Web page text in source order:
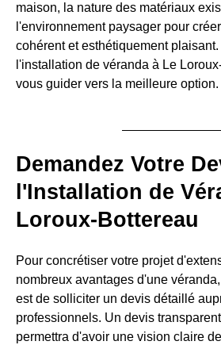
maison, la nature des matériaux
l'environnement paysager pour
cohérent et esthétiquement
l'installation de véranda à Le
vous guider vers la meilleure option.
Demandez Votre
l'Installation de
Loroux-Bottereau
Pour concrétiser votre projet
nombreux avantages d'une
est de solliciter un devis détaillé
professionnels. Un devis
permettra d'avoir une vision claire